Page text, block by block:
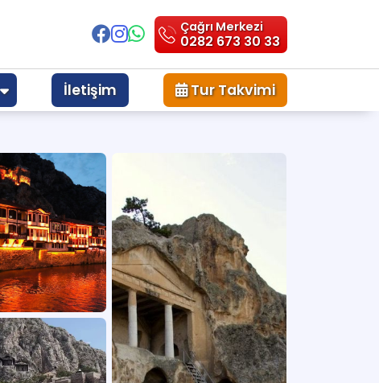
Çağrı Merkezi
0282 673 30 33
İletişim Tur Takvimi